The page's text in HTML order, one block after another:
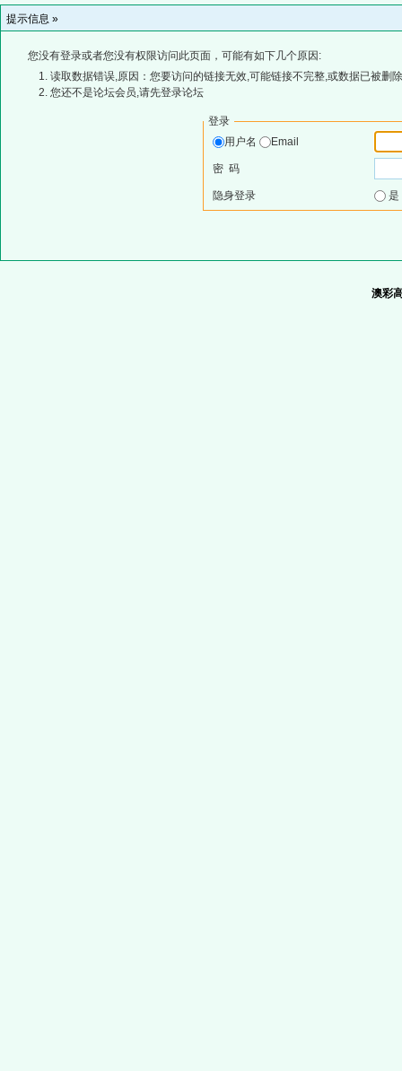
提示信息 »
您没有登录或者您没有权限访问此页面，可能有如下几个原因:
读取数据错误,原因：您要访问的链接无效,可能链接不完整,或数据已被删
您还不是论坛会员,请先登录论坛
登录
用户名
Email
密 码
隐身登录
澳彩